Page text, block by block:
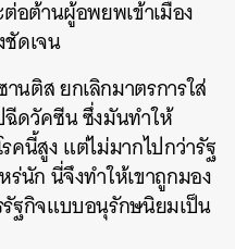
อต้านผู้อพยพเข้าเมือง
ดเจน
นติส ยกเลิกมาตรการใส่
ดวัคซีน ซึ่งมันทำให้
คนี้สูง แต่ไม่มากไปกว่ารัฐ
ร่นัก นี่จึงทำให้เขาถูกมอง
ฐกิจแบบอนุรักษนิยมเป็น